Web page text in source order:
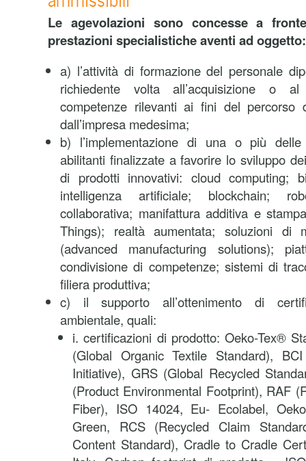
Le agevolazioni sono concesse a
prestazioni specialistiche aventi ad oggetto:
a) l’attività di formazione del personale
richiedente volta all’acquisizione o
competenze rilevanti ai fini del percorso
dall’impresa medesima;
b) l’implementazione di una o più delle
abilitanti finalizzate a favorire lo sviluppo
di prodotti innovativi: cloud computing;
intelligenza artificiale; blockchain;
collaborativa; manifattura additiva e
Things); realtà aumentata; soluzioni di
(advanced manufacturing solutions);
condivisione di competenze; sistemi di
filiera produttiva;
c) il supporto all’ottenimento di
ambientale, quali:
i. certificazioni di prodotto: Oeko-Tex®
(Global Organic Textile Standard),
Initiative), GRS (Global Recycled
(Product Environmental Footprint), RAF
Fiber), ISO 14024, Eu- Ecolabel,
Green, RCS (Recycled Claim
Content Standard), Cradle to Cradle